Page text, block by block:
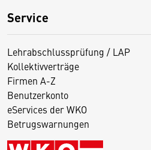
Service
Lehrabschlussprüfung / LAP
Kollektivverträge
Firmen A-Z
Benutzerkonto
eServices der WKO
Betrugswarnungen